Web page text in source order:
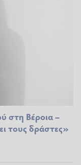
στη Βέροια –
τους δράστες»